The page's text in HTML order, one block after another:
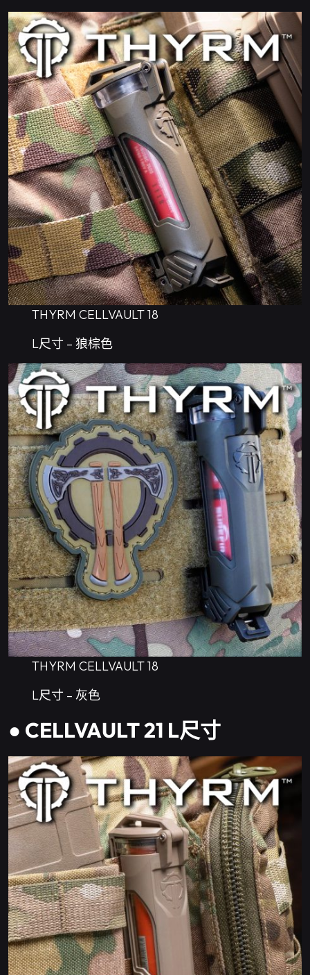
THYRM CELLVAULT 18
L尺寸 – 狼棕色
THYRM CELLVAULT 18
L尺寸 – 灰色
● CELLVAULT 21 L尺寸